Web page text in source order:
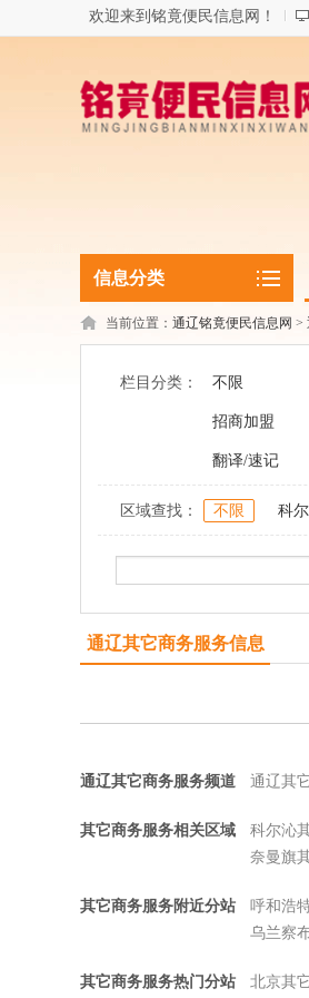
欢迎来到铭竟便民信息网！
信息分类
当前位置： 通辽铭竟便民信息网 >
栏目分类： 不限
招商加盟
翻译/速记
区域查找： 不限 科
通辽其它商务服务信息
通辽其它商务服务频道 通辽其
其它商务服务相关区域 科尔沁
奈曼旗
其它商务服务附近分站 呼和浩
乌兰察
其它商务服务热门分站 北京其